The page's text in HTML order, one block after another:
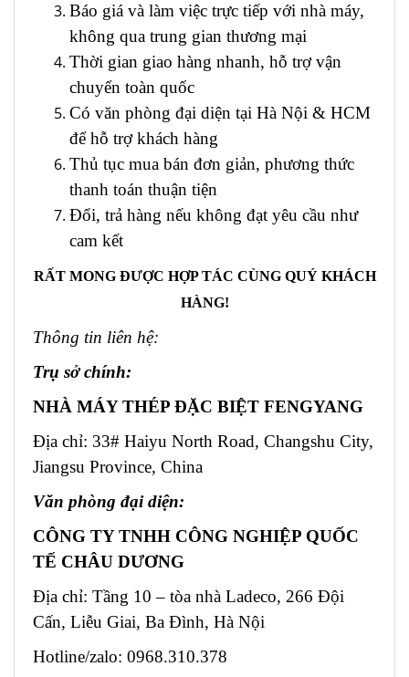
Báo giá và làm việc trực tiếp với nhà máy,
không qua trung gian thương mại
Thời gian giao hàng nhanh, hỗ trợ vận
chuyển toàn quốc
Có văn phòng đại diện tại Hà Nội & HCM
để hỗ trợ khách hàng
Thủ tục mua bán đơn giản, phương thức
thanh toán thuận tiện
Đổi, trả hàng nếu không đạt yêu cầu như
cam kết
RẤT MONG ĐƯỢC HỢP TÁC CÙNG QUÝ KHÁCH
HÀNG!
Thông tin liên hệ:
Trụ sở chính:
NHÀ MÁY THÉP ĐẶC BIỆT FENGYANG
Địa chỉ: 33# Haiyu North Road, Changshu City,
Jiangsu Province, China
Văn phòng đại diện:
CÔNG TY TNHH CÔNG NGHIỆP QUỐC
TẾ CHÂU DƯƠNG
Địa chỉ: Tầng 10 – tòa nhà Ladeco, 266 Đội
Cấn, Liễu Giai, Ba Đình, Hà Nội
Hotline/zalo: 0968.310.378